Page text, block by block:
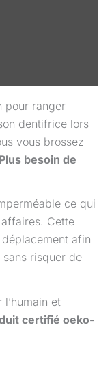
pour ranger
dentifrice lors
vous brossez
Plus besoin de
ce qui
Cette
afin
risquer de
et
certifié oeko-